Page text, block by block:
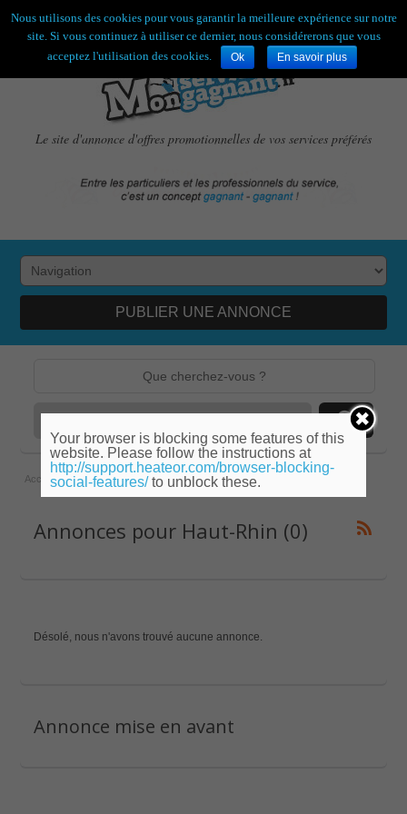
Bienvenue,visiteur ![S'enregistrer|Connexion]
Le site d'annonce d'offres promotionnelles de vos services préférés
PUBLIER UNE ANNONCE
Accueil » Alsace » Haut-Rhin
Annonces pour Haut-Rhin (0)
Désolé, nous n'avons trouvé aucune annonce.
Annonce mise en avant
Nous utilisons des cookies pour vous garantir la meilleure expérience sur notre
site. Si vous continuez à utiliser ce dernier, nous considérerons que vous
acceptez l'utilisation des cookies.
Ok En savoir plus
Your browser is blocking some features of this
website. Please follow the instructions at
http://support.heateor.com/browser-blocking-
social-features/to unblock these.